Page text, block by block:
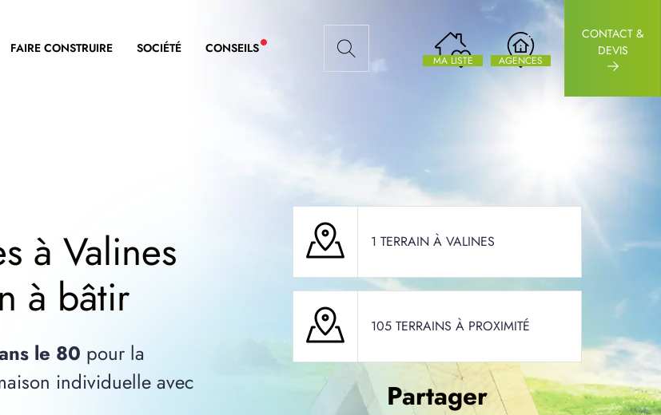
SERVICE BDL EXTENSION
FAIRE CONSTRUIRE SOCIÉTÉ CONSEILS NOUVEAUX ARTICLES
MA LISTE AGENCES
CONTACT &
DEVIS
à Valines
à bâtir
le 80 pour la
individuelle avec
1 TERRAIN À VALINES
105 TERRAINS À PROXIMITÉ
Partager